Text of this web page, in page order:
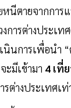
ตายจากการ
การต่างประเ
นินการเพื่อนำ
จะมีเข้ามา 4 เที่
รต่างประเทศเ